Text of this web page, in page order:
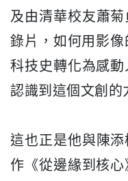
及由清華校友蕭
錄片， 如何用影
科技史轉化為感動
認識到這個文創的
這也正是他與陳
作《從邊緣到核心